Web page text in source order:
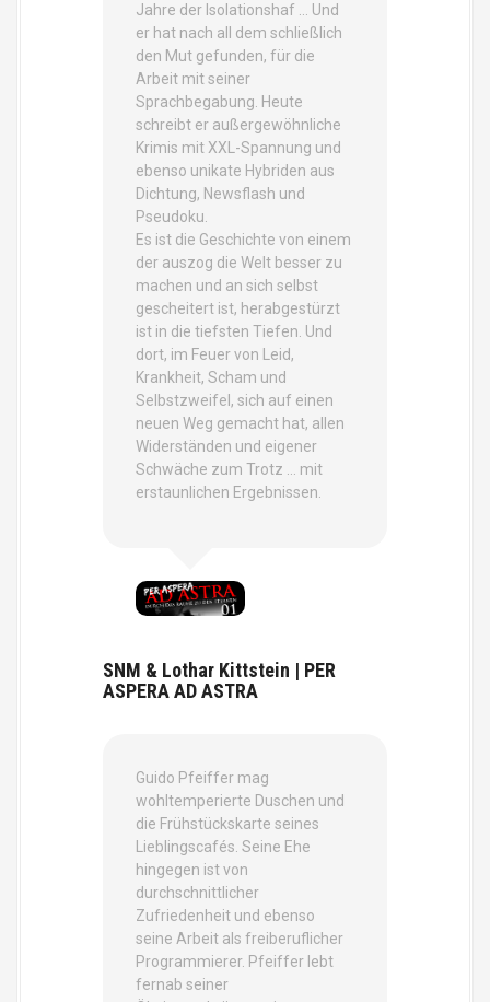
Jahre der Isolationshaf … Und
er hat nach all dem schließlich
den Mut gefunden, für die
Arbeit mit seiner
Sprachbegabung. Heute
schreibt er außergewöhnliche
Krimis mit XXL-Spannung und
ebenso unikate Hybriden aus
Dichtung, Newsflash und
Pseudoku.
Es ist die Geschichte von einem
der auszog die Welt besser zu
machen und an sich selbst
gescheitert ist, herabgestürzt
ist in die tiefsten Tiefen. Und
dort, im Feuer von Leid,
Krankheit, Scham und
Selbstzweifel, sich auf einen
neuen Weg gemacht hat, allen
Widerständen und eigener
Schwäche zum Trotz … mit
erstaunlichen Ergebnissen.
SNM & Lothar Kittstein | PER
ASPERA AD ASTRA
Guido Pfeiffer mag
wohltemperierte Duschen und
die Frühstückskarte seines
Lieblingscafés. Seine Ehe
hingegen ist von
durchschnittlicher
Zufriedenheit und ebenso
seine Arbeit als freiberuflicher
Programmierer. Pfeiffer lebt
fernab seiner